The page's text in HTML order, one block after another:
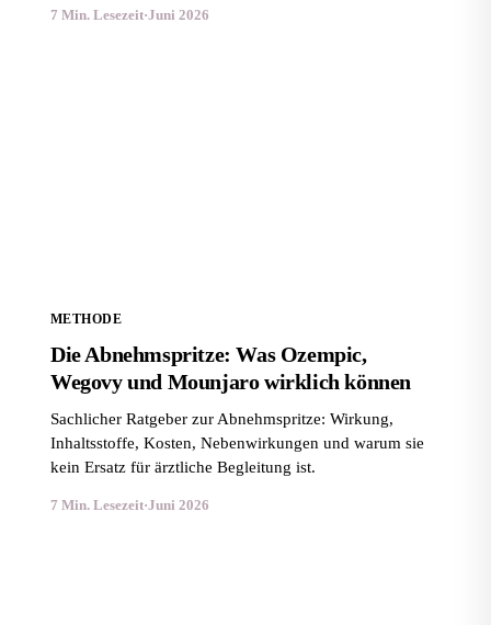
7 Min. Lesezeit·Juni 2026
METHODE
Die Abnehmspritze: Was Ozempic,
Wegovy und Mounjaro wirklich können
Sachlicher Ratgeber zur Abnehmspritze: Wirkung,
Inhaltsstoffe, Kosten, Nebenwirkungen und warum sie
kein Ersatz für ärztliche Begleitung ist.
7 Min. Lesezeit·Juni 2026